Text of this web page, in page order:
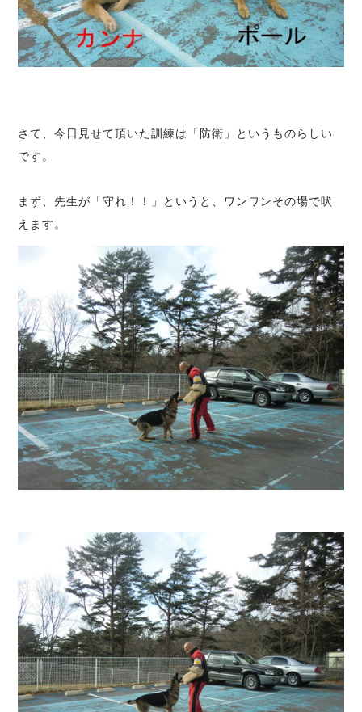
さて、今日見せて頂いた訓練は「防衛」というものらしい
です。
まず、先生が「守れ！！」というと、ワンワンその場で吠
えます。